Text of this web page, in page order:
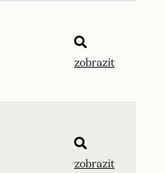
zobrazit
zobrazit